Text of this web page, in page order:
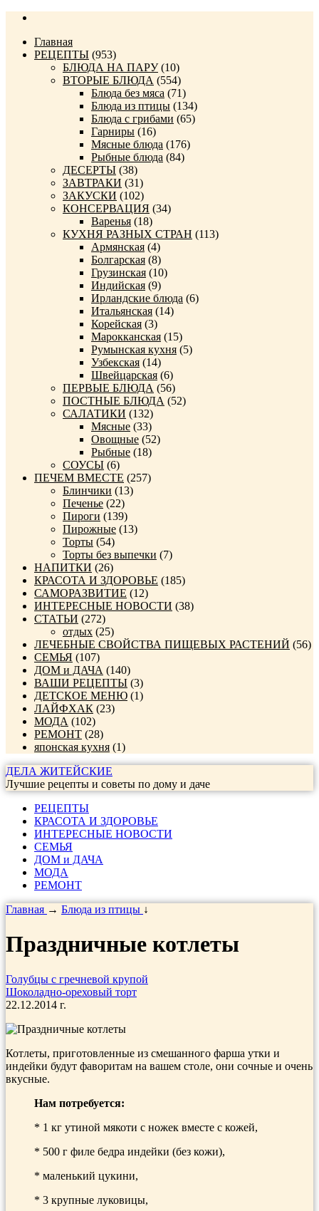
Главная
РЕЦЕПТЫ (953)
БЛЮДА НА ПАРУ(10)
ВТОРЫЕ БЛЮДА (554)
Блюда без мяса (71)
Блюда из птицы (134)
Блюда с грибами (65)
Гарниры (16)
Мясные блюда (176)
Рыбные блюда (84)
ДЕСЕРТЫ (38)
ЗАВТРАКИ (31)
ЗАКУСКИ (102)
КОНСЕРВАЦИЯ (34)
Варенья (18)
КУХНЯ РАЗНЫХ СТРАН (113)
Армянская (4)
Болгарская (8)
Грузинская (10)
Индийская (9)
Ирландские блюда (6)
Итальянская (14)
Корейская (3)
Марокканская (15)
Румынская кухня (5)
Узбекская (14)
Швейцарская (6)
ПЕРВЫЕ БЛЮДА (56)
ПОСТНЫЕ БЛЮДА (52)
САЛАТИКИ (132)
Мясные (33)
Овощные (52)
Рыбные (18)
СОУСЫ (6)
ПЕЧЕМ ВМЕСТЕ (257)
Блинчики (13)
Печенье (22)
Пироги (139)
Пирожные (13)
Торты (54)
Торты без выпечки (7)
НАПИТКИ (26)
КРАСОТА И ЗДОРОВЬЕ (185)
САМОРАЗВИТИЕ (12)
ИНТЕРЕСНЫЕ НОВОСТИ (38)
СТАТЬИ (272)
отдых (25)
ЛЕЧЕБНЫЕ СВОЙСТВА ПИЩЕВЫХ РАСТЕНИЙ (56)
СЕМЬЯ (107)
ДОМ и ДАЧА (140)
ВАШИ РЕЦЕПТЫ (3)
ДЕТСКОЕ МЕНЮ (1)
ЛАЙФХАК (23)
МОДА (102)
РЕМОНТ (28)
японская кухня (1)
ДЕЛА ЖИТЕЙСКИЕ
Лучшие рецепты и советы по дому и даче
РЕЦЕПТЫ
КРАСОТА И ЗДОРОВЬЕ
ИНТЕРЕСНЫЕ НОВОСТИ
СЕМЬЯ
ДОМ и ДАЧА
МОДА
РЕМОНТ
Главная → Блюда из птицы ↓
Праздничные котлеты
Голубцы с гречневой крупой
Шоколадно-ореховый торт
22.12.2014 г.
Котлеты, приготовленные из смешанного фарша утки и
индейки будут фаворитам на вашем столе, они сочные и очень
вкусные.
Нам потребуется:
* 1 кг утиной мякоти с ножек вместе с кожей,
* 500 г филе бедра индейки (без кожи),
* маленький цукини,
* 3 крупные луковицы,